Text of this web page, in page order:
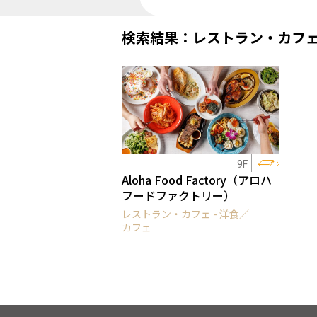
検索結果：レストラン・カフ
9F
Aloha Food Factory（アロハ
フードファクトリー）
レストラン・カフェ - 洋食／
カフェ